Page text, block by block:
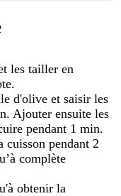
les tailler en
d'olive et saisir les
Ajouter ensuite les
pendant 1 min.
pendant 2
complète
obtenir la